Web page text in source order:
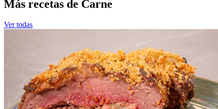
Más recetas de Carne
Ver todas